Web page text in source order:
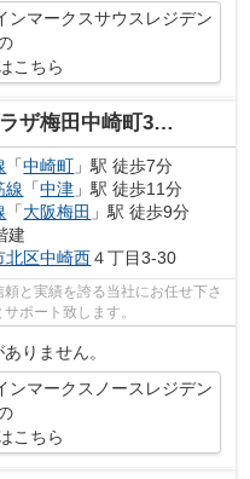
ンマークスサウスレジデン
こちら
3ツインマークスノースレジデンス
「中崎町 」駅 徒歩7分
線 「中津 」駅 徒歩11分
「大阪梅田 」駅 徒歩9分
建
北区中崎西４丁目3-30
と実績を誇る当社にお任せ下さ
ポート致します。
りません。
ンマークスノースレジデン
こちら